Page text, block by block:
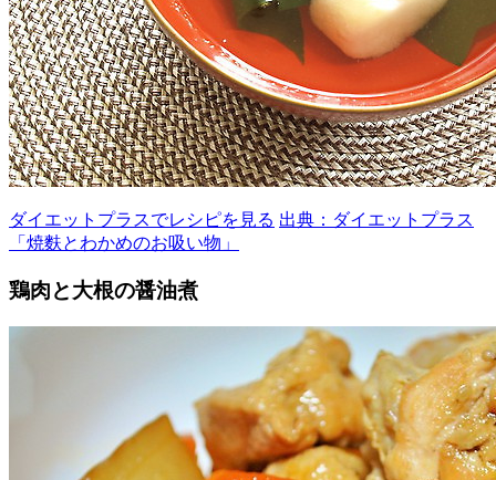
ダイエットプラスでレシピを見る 出典：ダイエットプラス
「焼麩とわかめのお吸い物」
鶏肉と大根の醤油煮